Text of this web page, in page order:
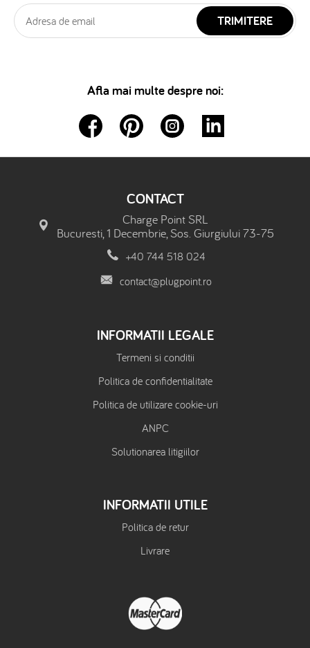
TRIMITERE
Afla mai multe despre noi:
CONTACT
Charge Point SRL
Bucuresti, 1 Decembrie, Sos. Giurgiului 73-75
+40 744 518 024
contact@plugpoint.ro
INFORMATII LEGALE
Termeni si conditii
Politica de confidentialitate
Politica de utilizare cookie-uri
ANPC
Solutionarea litigiilor
INFORMATII UTILE
Politica de retur
Livrare